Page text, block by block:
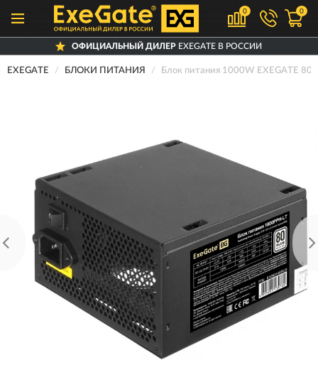
0 0
ОФИЦИАЛЬНЫЙ ДИЛЕРEXEGATE В РОССИИ
EXEGATE БЛОКИ ПИТАНИЯ Блок питания 1000W EXEGATE